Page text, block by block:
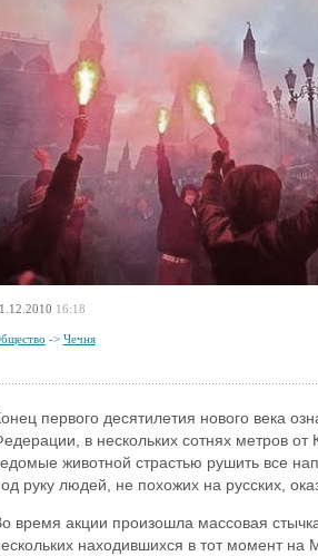
16:18
-> Чечня
первого десятилетия нового века
в нескольких сотнях метров
животной страстью рушить все
руку людей, не похожих на русских,
время акции произошла массовая
находившихся в тот момент